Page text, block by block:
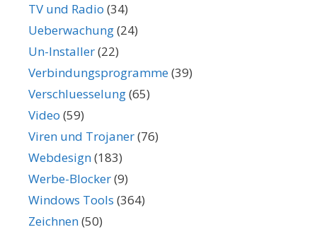
TV und Radio (34)
Ueberwachung(24)
Un-Installer(22)
Verbindungsprogramme(39)
Verschluesselung(65)
Video (59)
Viren und Trojaner(76)
Webdesign(183)
Werbe-Blocker(9)
Windows Tools (364)
Zeichnen(50)